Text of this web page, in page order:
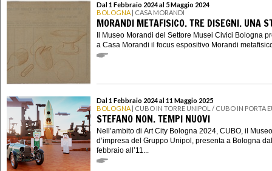
Dal 1 Febbraio 2024 al 5 Maggio 2024
BOLOGNA | CASA MORANDI
MORANDI METAFISICO. TRE DISEGNI. UNA
Il Museo Morandi del Settore Musei Civici Bologna
a Casa Morandi il focus espositivo Morandi
Dal 1 Febbraio 2024 al 11 Maggio 2025
BOLOGNA | CUBO IN TORRE UNIPOL / CUBO IN PORTA
STEFANO NON. TEMPI NUOVI
Nell’ambito di Art City Bologna 2024, CUBO, il Museo
d’impresa del Gruppo Unipol, presenta a Bologna
febbraio all’11...